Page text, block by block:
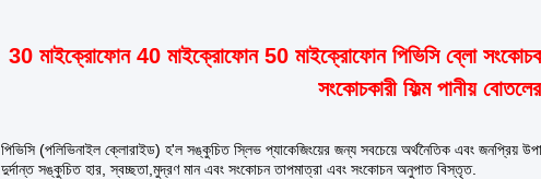
30 মাইক্রোফোন 40 মাইক্রোফোন 50 মাইক্রোফোন পিভিসি ব্লো
সংকোচকারী ফিল্ম পানীয়
পিভিসি (পলিভিনাইল ক্লোরাইড) হ'ল সঙ্কুচিত স্লিভ প্যাকেজিংয়ের জন্য সবচেয়ে অর্থনৈতিক এবং জনপ্রিয়
দুর্দান্ত সঙ্কুচিত হার, স্বচ্ছতা,মুদ্রণ মান এবং সংকোচন তাপমাত্রা এবং সংকোচন অনুপাত বিস্তৃত.